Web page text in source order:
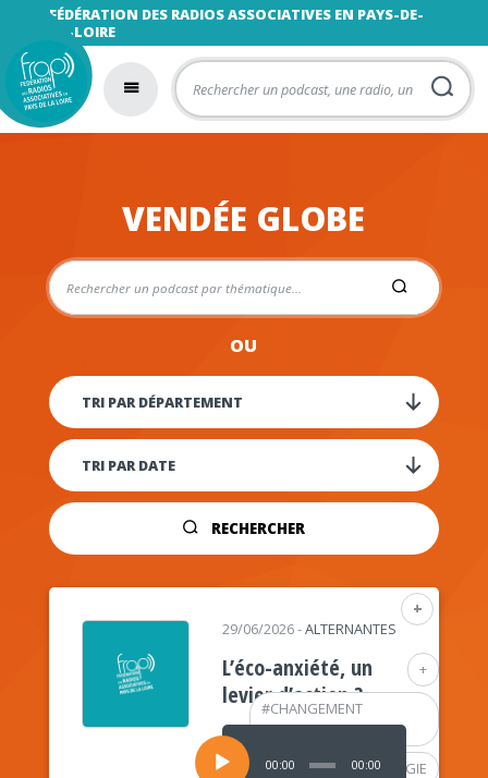
FÉDÉRATION DES RADIOS ASSOCIATIVES EN PAYS-DE-
LA-LOIRE
VENDÉE GLOBE
OU
RECHERCHER
+
+
#CHANGEMENT
CLIMATIQUE
#PSYCHOLOGIE
29/06/2026-ALTERNANTES
L’éco-anxiété, un
levier d’action ?
Lecteur
audio
00:00 00:00